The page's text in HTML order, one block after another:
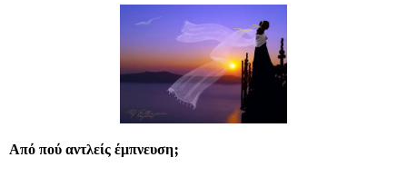
Από πού αντλείς έμπνευση;